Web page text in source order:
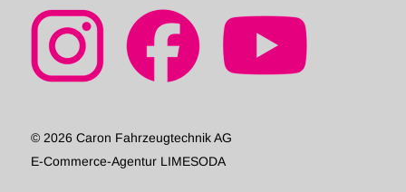
© 2026 Caron Fahrzeugtechnik AG
E-Commerce-Agentur LIMESODA